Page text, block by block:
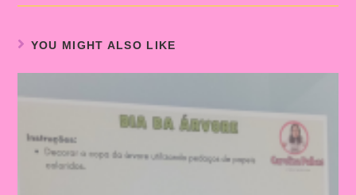
YOU MIGHT ALSO LIKE